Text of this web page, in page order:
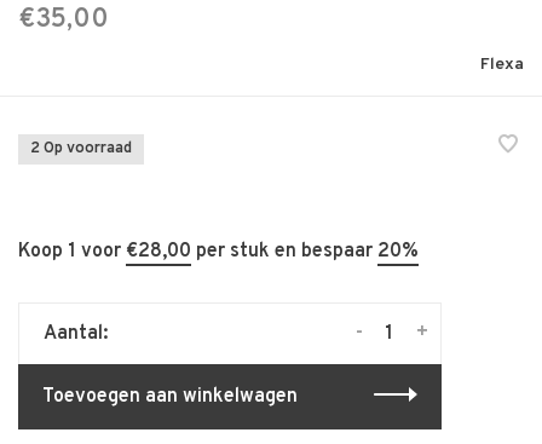
€35,00
Flexa
2 Op voorraad
Koop 1 voor €28,00 per stuk en bespaar 20%
Aantal: +
-
Toevoegen aan winkelwagen